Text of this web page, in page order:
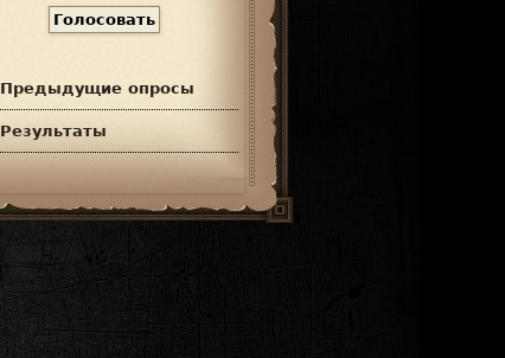
Предыдущие опросы
Результаты